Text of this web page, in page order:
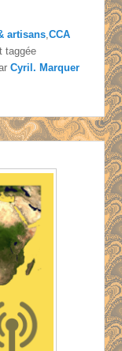
artisans ,CCA
taggée
Cyril. Marquer